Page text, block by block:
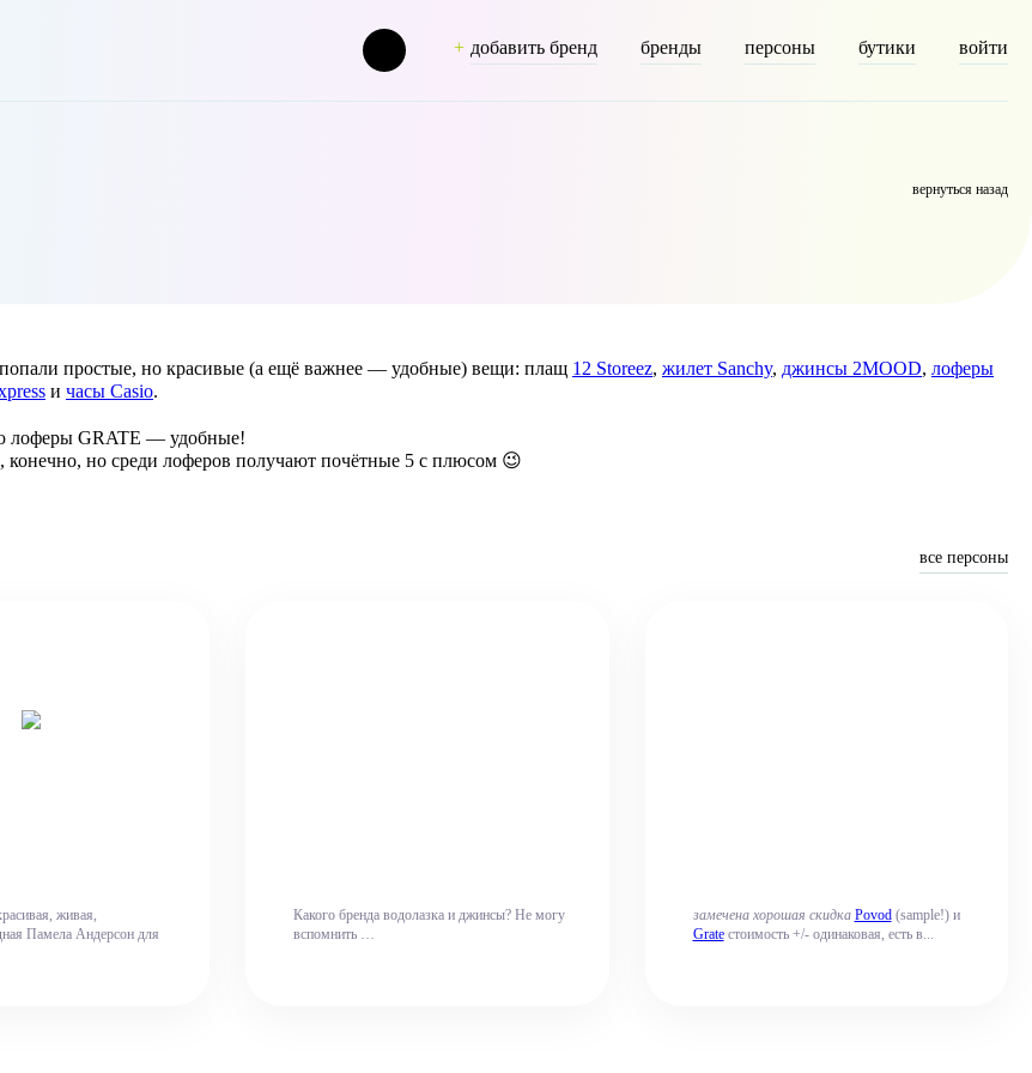
добавить бренд бренды персоны бутики войти
вернуться назад
попали простые, но красивые (а ещё важнее — удобные) вещи: плащ 12 Storeez, жилет Sanchy, джинсы 2MOOD, лоферы
и часы Casio.
лоферы GRATE — удобные!
конечно, но среди лоферов получают почётные 5 с плюсом 😉
все персоны
живая,
Памела Андерсон для
Какого бренда водолазка и джинсы? Не могу
вспомнить …
замечена хорошая скидка Povod(sample!) и
Grateстоимость +/- одинаковая, есть в...